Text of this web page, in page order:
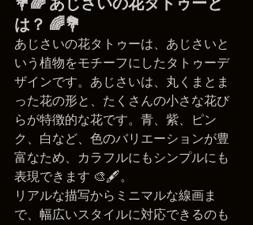
は？ 🌈💐
あじさいの花タトゥーは、あじさいと
いう植物をモチーフにしたタトゥーデ
ザインです。あじさいは、丸くまとま
った花の形と、たくさんの小さな花び
らが特徴的な花です。青、紫、ピン
ク、白など、色のバリエーションが豊
富なため、カラフルにもシンプルにも
表現できます 🎨🖋️。
リアルな描写からミニマルな線画ま
で、幅広いスタイルに対応できるのも